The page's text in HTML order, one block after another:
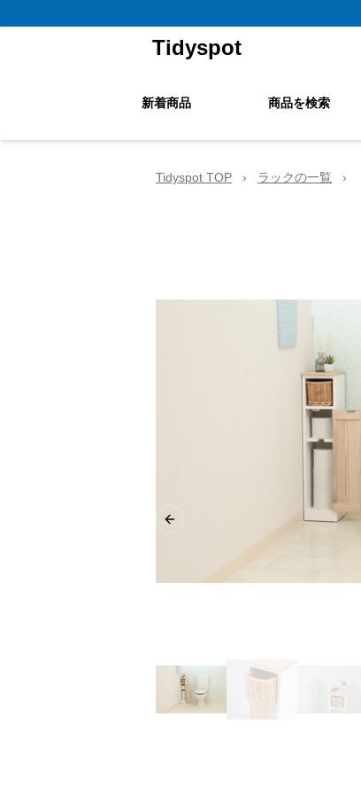
Tidyspot
新着商品 商品を検索
Tidyspot TOP › ラックの一覧 ›
Previous slide